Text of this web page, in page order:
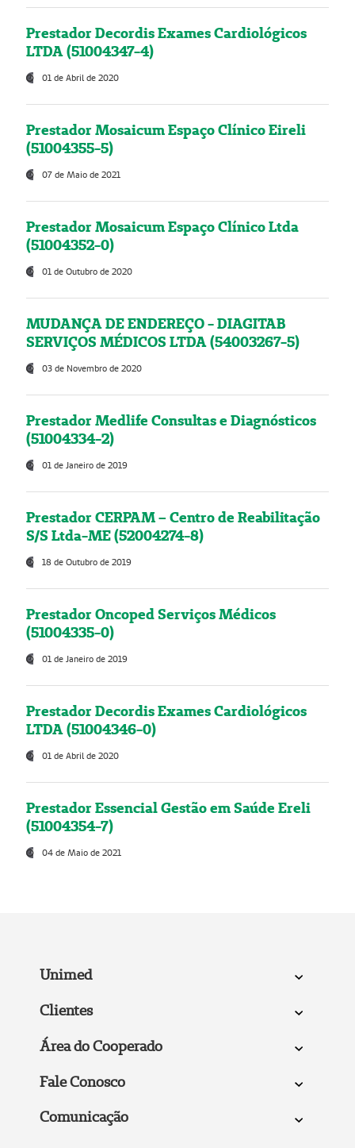
Prestador Decordis Exames Cardiológicos
LTDA (51004347-4)
01 de Abril de 2020
Prestador Mosaicum Espaço Clínico Eireli
(51004355-5)
07 de Maio de 2021
Prestador Mosaicum Espaço Clínico Ltda
(51004352-0)
01 de Outubro de 2020
MUDANÇA DE ENDEREÇO - DIAGITAB
SERVIÇOS MÉDICOS LTDA (54003267-5)
03 de Novembro de 2020
Prestador Medlife Consultas e Diagnósticos
(51004334-2)
01 de Janeiro de 2019
Prestador CERPAM – Centro de Reabilitação
S/S Ltda-ME (52004274-8)
18 de Outubro de 2019
Prestador Oncoped Serviços Médicos
(51004335-0)
01 de Janeiro de 2019
Prestador Decordis Exames Cardiológicos
LTDA (51004346-0)
01 de Abril de 2020
Prestador Essencial Gestão em Saúde Ereli
(51004354-7)
04 de Maio de 2021
Unimed
Clientes
Área do Cooperado
Fale Conosco
Comunicação